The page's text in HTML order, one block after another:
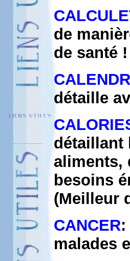
de
de santé !
détaille
détaillant
aliments,
besoins
(Meilleur
CANCER
malades